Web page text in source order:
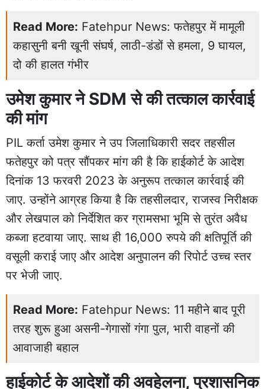
Read More: Fatehpur News: फतेहपुर में मामूली
कहासुनी बनी खूनी संघर्ष, लाठी-डंडों से हमला, 9 घायल,
दो की हालत गंभीर
उमेश कुमार ने SDM से की तत्काल कार्रवाई
की मांग
PIL कर्ता उमेश कुमार ने उप जिलाधिकारी सदर तहसील
फतेहपुर को पत्र सौंपकर मांग की है कि हाईकोर्ट के आदेश
दिनांक 13 फरवरी 2023 के अनुरूप तत्काल कार्रवाई की
जाए. उन्होंने आग्रह किया है कि तहसीलदार, राजस्व निरीक्षक
और लेखपाल को निर्देशित कर ग्रामसभा भूमि से तुरंत अवैध
कब्जा हटवाया जाए. साथ ही 16,000 रुपये की क्षतिपूर्ति की
वसूली कराई जाए और आदेश अनुपालन की रिपोर्ट उच्च स्तर
पर भेजी जाए.
Read More: Fatehpur News: 11 महीने बाद पूरी
तरह शुरू हुआ असनी-गेगासों गंगा पुल, भारी वाहनों की
आवाजाही बहाल
हाईकोर्ट के आदेशों की अवहेलना, प्रशासनिक